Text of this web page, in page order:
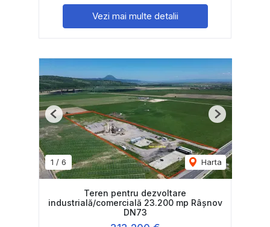
Vezi mai multe detalii
1 / 6 Harta
Previous Next
Teren pentru dezvoltare
industrială/comercială 23.200 mp Râșnov
DN73